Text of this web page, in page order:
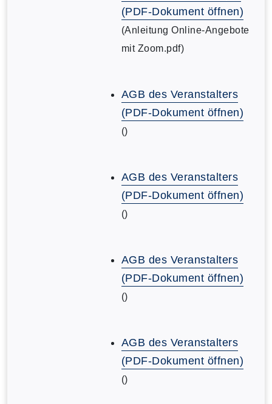
(PDF-Dokument öffnen)
(Anleitung Online-Angebote
mit Zoom.pdf)
AGB des Veranstalters
(PDF-Dokument öffnen)
()
AGB des Veranstalters
(PDF-Dokument öffnen)
()
AGB des Veranstalters
(PDF-Dokument öffnen)
()
AGB des Veranstalters
(PDF-Dokument öffnen)
()